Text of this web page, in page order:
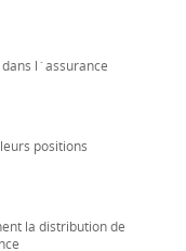
l´assurance
positions
la distribution de